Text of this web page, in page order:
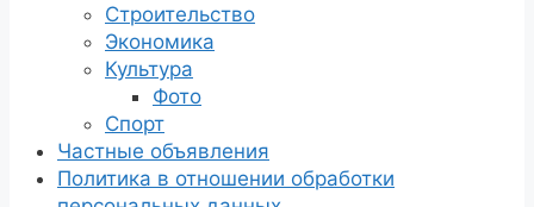
Строительство
Экономика
Культура
Фото
Спорт
Частные объявления
Политика в отношении обработки